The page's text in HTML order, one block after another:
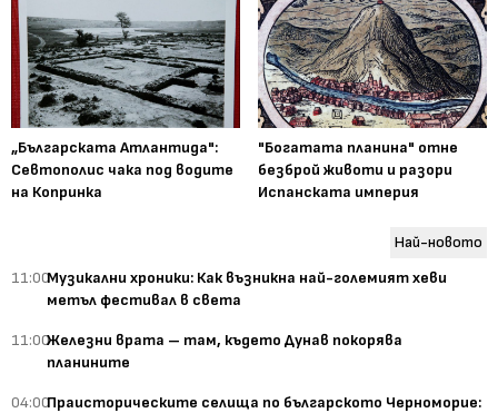
„Българската Атлантида":
Севтополис чака под водите
на Копринка
"Богатата планина" отне
безброй животи и разори
Испанската империя
Най-новото
11:00Музикални хроники: Как възникна най-големият хеви
метъл фестивал в света
11:00Железни врата – там, където Дунав покорява
планините
04:00Праисторическите селища по българското Черноморие: